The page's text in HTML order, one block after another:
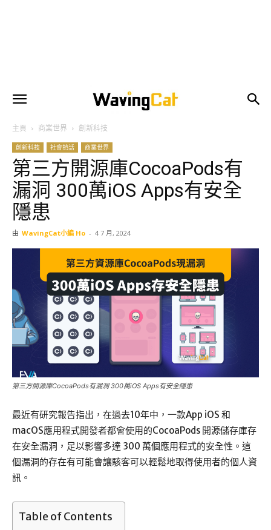
主頁 商業世界 創新科技
創新科技 社會熱話 商業世界
第三方開源庫CocoaPods有
漏洞 300萬iOS Apps有安全
隱患
由 WavingCat小編 Ho - 4 7 月, 2024
第三方開源庫CocoaPods有漏洞 300萬iOS Apps有安全隱患
最近有研究報告指出，在過去10年中，一款App iOS 和
macOS應用程式開發者都會使用的CocoaPods 開源儲存庫存
在安全漏洞，足以影響多達 300 萬個應用程式的安全性。這
個漏洞的存在有可能會讓駭客可以輕鬆地取得使用者的個人資
訊。
Table of Contents